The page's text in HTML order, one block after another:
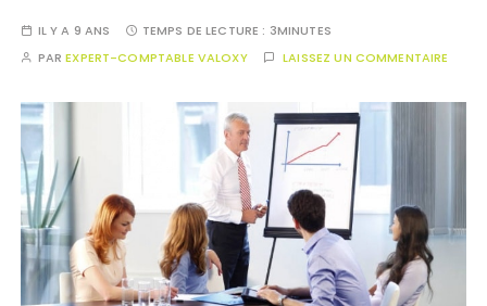
IL Y A 9 ANS TEMPS DE LECTURE : 3MINUTES
PAREXPERT-COMPTABLE VALOXY LAISSEZ UN COMMENTAIRE